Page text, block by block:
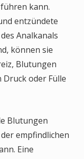
kann.
entzündete
Analkanals
können sie
Blutungen
oder Fülle
Blutungen
empfindlichen
Eine